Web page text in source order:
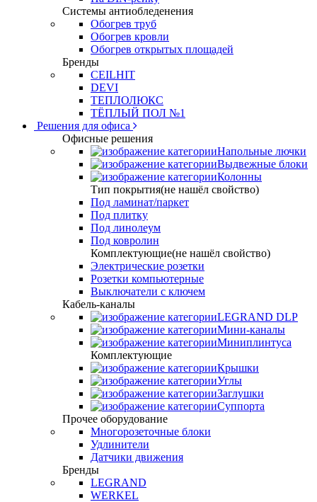
Системы антиобледенения
Обогрев труб
Обогрев кровли
Обогрев открытых площадей
Бренды
CEILHIT
DEVI
ТЕПЛОЛЮКС
ТЁПЛЫЙ ПОЛ №1
Решения для офиса
Офисные решения
Напольные лючки
Выдвежные блоки
Колонны
Тип покрытия(не нашёл свойство)
Под ламинат/паркет
Под плитку
Под линолеум
Под ковролин
Комплектующие(не нашёл свойство)
Электрические розетки
Розетки компьютерные
Выключатели с ключем
Кабель-каналы
LEGRAND DLP
Мини-каналы
Миниплинтуса
Комплектующие
Крышки
Углы
Заглушки
Суппорта
Прочее оборудование
Многорозеточные блоки
Удлинители
Датчики движения
Бренды
LEGRAND
WERKEL